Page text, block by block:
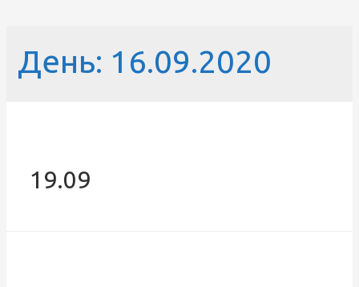
День: 16.09.2020
19.09